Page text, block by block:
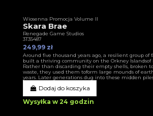
Wiosenna Promocja Volume II
Skara Brae
Renegade Game Studios
3T35487
249,99 zł
Around five thousand years ago, a resilient group
built a thriving community on the Orkney Islandsof
Rather than discarding their empty shells, broken
waste, they used them toform large mounds of
years. Later generations dug into these midden
Dodaj do koszyka
Wysyłka w 24 godzin